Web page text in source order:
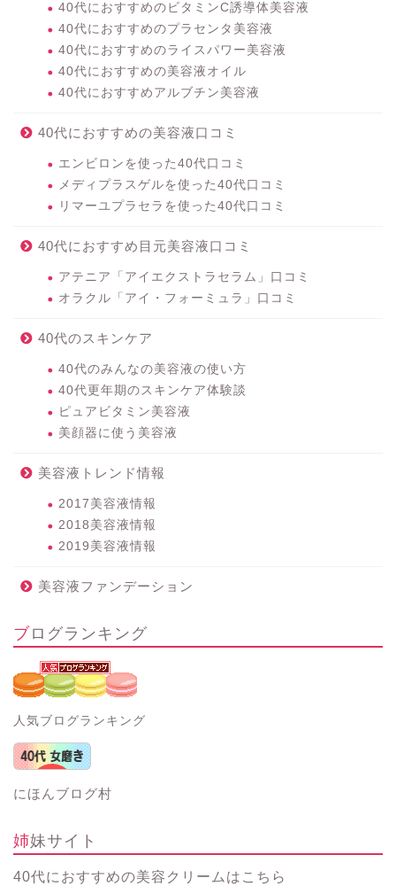
40代におすすめのビタミンC誘導体美容液
40代におすすめのプラセンタ美容液
40代におすすめのライスパワー美容液
40代におすすめの美容液オイル
40代におすすめアルブチン美容液
40代におすすめの美容液口コミ
エンビロンを使った40代口コミ
メディプラスゲルを使った40代口コミ
リマーユプラセラを使った40代口コミ
40代におすすめ目元美容液口コミ
アテニア「アイエクストラセラム」口コミ
オラクル「アイ・フォーミュラ」口コミ
40代のスキンケア
40代のみんなの美容液の使い方
40代更年期のスキンケア体験談
ピュアビタミン美容液
美顔器に使う美容液
美容液トレンド情報
2017美容液情報
2018美容液情報
2019美容液情報
美容液ファンデーション
ブログランキング
人気ブログランキング
にほんブログ村
姉妹サイト
40代におすすめの美容クリームはこちら